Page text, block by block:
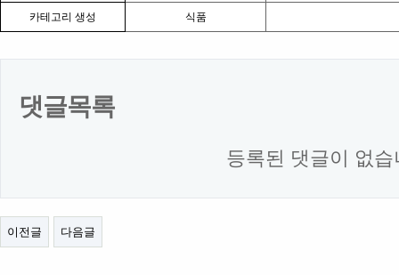
카테고리 생성 식품
댓글목록
등록된 댓글이 없
이전글 다음글